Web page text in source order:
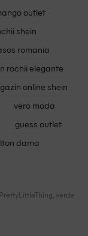
outlet
shein
romania
rochii elegante
online shein
vero moda
guess outlet
dama
verde